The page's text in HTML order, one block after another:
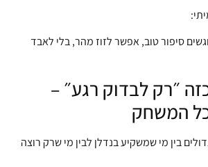
סיפור טוב, אפשר לזוז מהר, בלי לאבד
״רק לבדוק רגע״ –
המשחק
בין מי שמשקיע בנדלן לבין מי שרק רוצה